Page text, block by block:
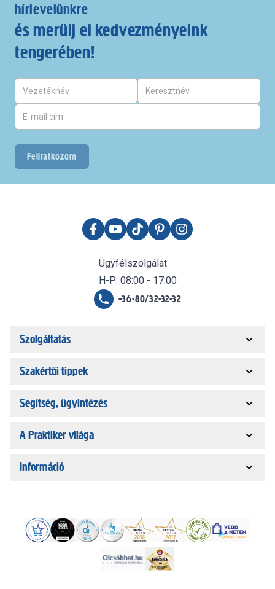
hírlevelünkre
és merülj el kedvezményeink
tengerében!
Feliratkozom
Ügyfélszolgálat
H-P: 08:00 - 17:00
+36-80/32-32-32
Szolgáltatás
Szakértői tippek
Segítség, ügyintézés
A Praktiker világa
Információ